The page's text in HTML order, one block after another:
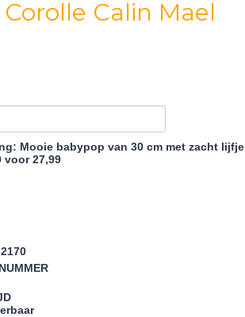
Corolle Calin Mael
Mooie babypop van 30 cm met zacht lijfje
voor 27,99